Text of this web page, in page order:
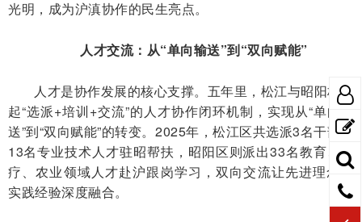
光明，成为沪滇协作的民生亮点。
人才交流：从“单向输送”到“双向赋能”
人才是协作发展的核心支撑。五年里，松江与昭阳构建
起“选派+培训+交流”的人才协作闭环机制，实现从“单向输
送”到“双向赋能”的转变。2025年，松江区共选派3名干部、
13名专业技术人才驻昭帮扶，昭阳区则派出33名教育、医
疗、农业领域人才赴沪跟岗学习，双向交流让先进理念与
实践经验深度融合。